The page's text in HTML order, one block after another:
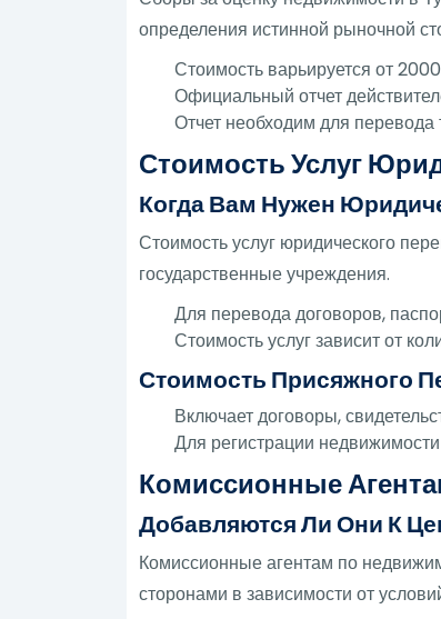
определения истинной рыночной
Стоимость варьируется от
Официальный отчет
Отчет необходим для перевода
Стоимость Услуг
Когда Вам Нужен
Стоимость услуг юридического
государственные учреждения.
Для перевода договоров,
Стоимость услуг зависит от
Стоимость Присяжного
Включает договоры,
Для регистрации
Комиссионные
Добавляются Ли Они К
Комиссионные агентам по
сторонами в зависимости от